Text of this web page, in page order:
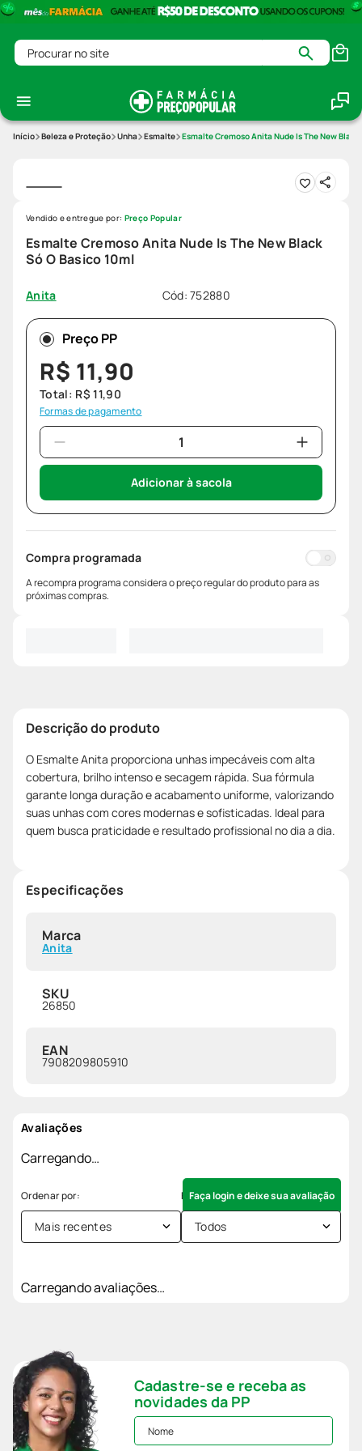
Procurar no site
Beleza e Proteção Unha Esmalte Esmalte Cremoso Anita Nude Is The New Black
Esmalte Cremoso Anita Nude Is The New Black
Só O Basico 10ml
Anita Cód:752880
Vendido e entregue por: Preço Popular
Preço PP
R$ 11,90
Total: R$ 11,90
Formas de pagamento
Adicionar à sacola
Compra programada
A recompra programa considera o preço regular do produto para as
próximas compras.
Descrição do produto
O Esmalte Anita proporciona unhas impecáveis com alta
cobertura, brilho intenso e secagem rápida. Sua fórmula
garante longa duração e acabamento uniforme, valorizando
suas unhas com cores modernas e sofisticadas. Ideal para
quem busca praticidade e resultado profissional no dia a dia.
Especificações
Marca
Anita
SKU
26850
EAN
7908209805910
Avaliações
Carregando…
Faça login e deixe sua avaliação
Mais recentes Todos
Carregando avaliações…
Cadastre-se e receba as
novidades da PP